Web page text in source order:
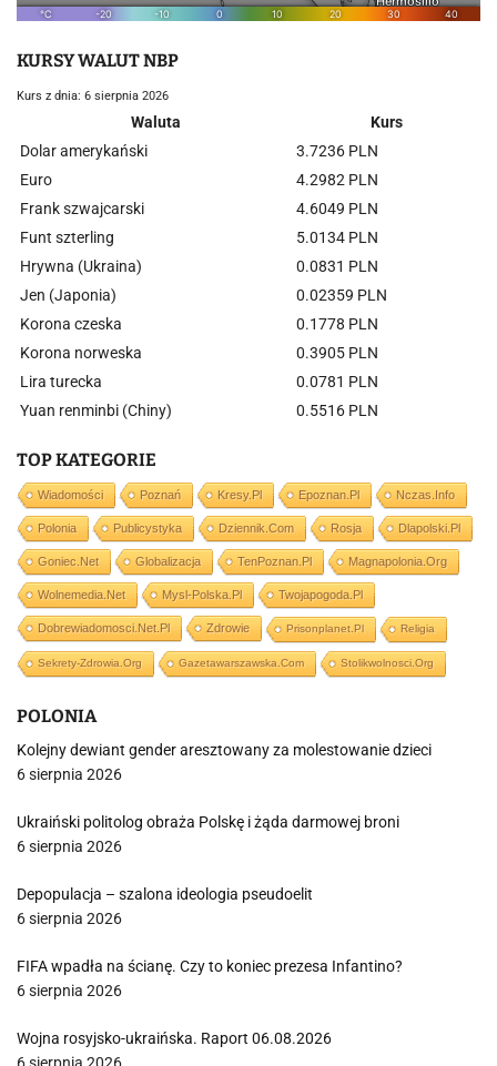
KURSY WALUT NBP
Kurs z dnia: 6 sierpnia 2026
Waluta
Kurs
Dolar amerykański
3.7236 PLN
Euro
4.2982 PLN
Frank szwajcarski
4.6049 PLN
Funt szterling
5.0134 PLN
Hrywna (Ukraina)
0.0831 PLN
Jen (Japonia)
0.02359 PLN
Korona czeska
0.1778 PLN
Korona norweska
0.3905 PLN
Lira turecka
0.0781 PLN
Yuan renminbi (Chiny)
0.5516 PLN
TOP KATEGORIE
Wiadomości Poznań Kresy.pl Epoznan.pl Nczas.info
Polonia Publicystyka Dziennik.com Rosja Dlapolski.pl
Goniec.net Globalizacja TenPoznan.pl Magnapolonia.org
Wolnemedia.net Mysl-Polska.pl Twojapogoda.pl
Dobrewiadomosci.net.pl Zdrowie Prisonplanet.pl Religia
Sekrety-Zdrowia.org Gazetawarszawska.com Stolikwolnosci.org
POLONIA
Kolejny dewiant gender aresztowany za molestowanie dzieci
6 sierpnia 2026
Ukraiński politolog obraża Polskę i żąda darmowej broni
6 sierpnia 2026
Depopulacja – szalona ideologia pseudoelit
6 sierpnia 2026
FIFA wpadła na ścianę. Czy to koniec prezesa Infantino?
6 sierpnia 2026
Wojna rosyjsko-ukraińska. Raport 06.08.2026